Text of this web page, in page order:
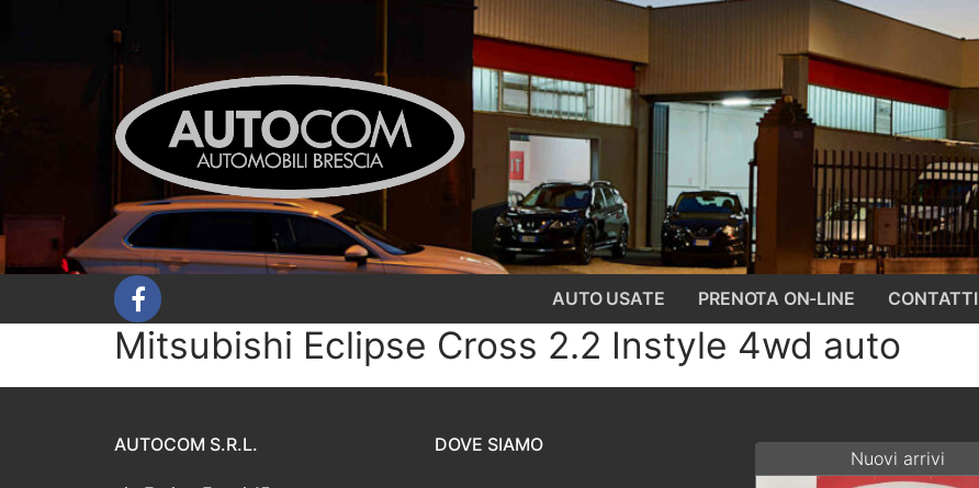
AUTO USATE PRENOTA ON-LINE CONTATTI
Mitsubishi Eclipse Cross 2.2 Instyle 4wd auto
AUTOCOM S.R.L. DOVE SIAMO
Nuovi arrivi